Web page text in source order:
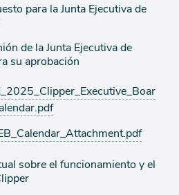
para la Junta Ejecutiva de
de la Junta Ejecutiva de
su aprobación
sobre el funcionamiento y el